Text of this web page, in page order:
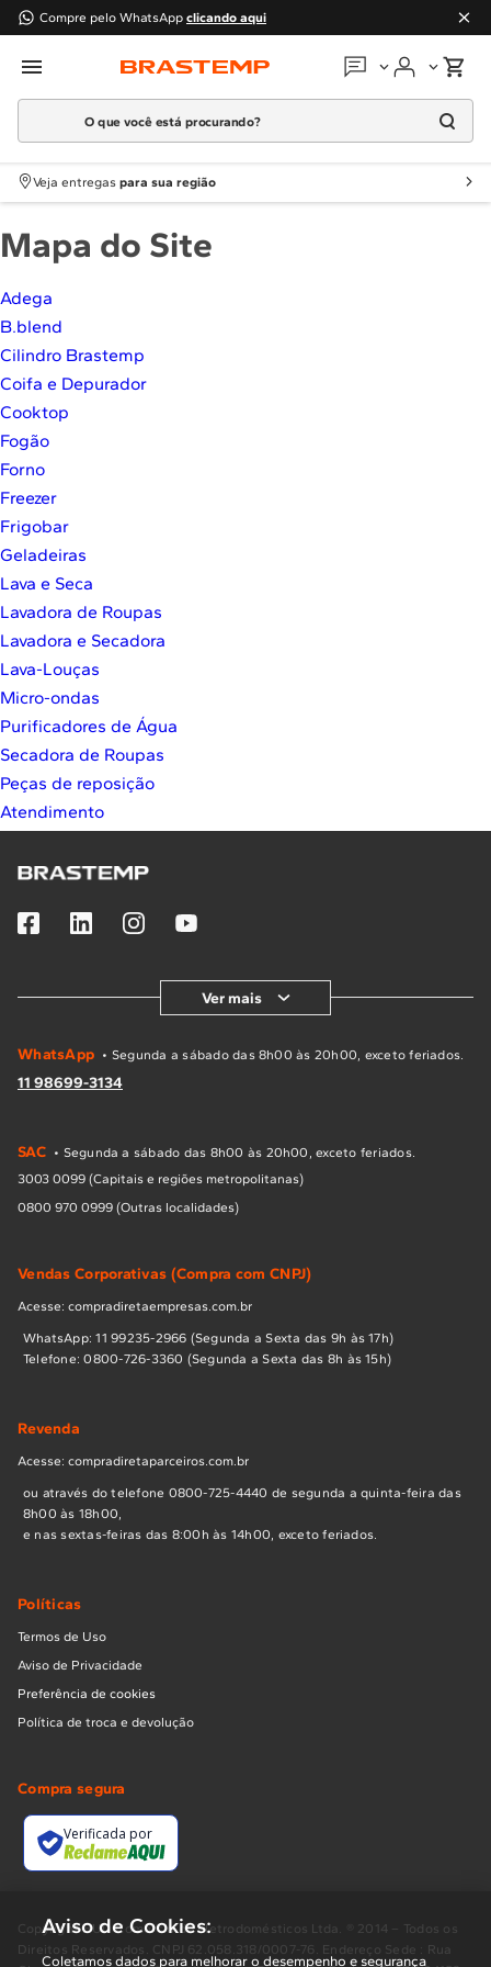
Compre pelo WhatsApp clicando aqui
Em que podemos
O que você está procurando?
Termos mais buscados
1º Geladeira
2 Máquina Lavar
4º
º
7º
8
9
10º
Veja entregas para sua região
Mapa do Site
Adega
B.blend
Cilindro Brastemp
Coifa e Depurador
Cooktop
Fogão
Forno
Freezer
Frigobar
Geladeiras
Lava e Seca
Lavadora de Roupas
Lavadora e Secadora
Lava-Louças
Micro-ondas
Purificadores de Água
Secadora de Roupas
Peças de reposição
Atendimento
Ver mais
WhatsApp • Segunda a sábado das 8h00 às 20h00, exceto feriados.
11 98699-3134
SAC • Segunda a sábado das 8h00 às 20h00, exceto feriados.
3003 0099 (Capitais e regiões metropolitanas)
0800 970 0999 (Outras localidades)
Vendas Corporativas (Compra com CNPJ)
Acesse: compradiretaempresas.com.br
WhatsApp: 11 99235-2966 (Segunda a Sexta das 9h às 17h)
Telefone: 0800-726-3360 (Segunda a Sexta das 8h às 15h)
Revenda
Acesse: compradiretaparceiros.com.br
ou através do telefone 0800-725-4440 de segunda a quinta-feira das
8h00 às 18h00,
e nas sextas-feiras das 8:00h às 14h00, exceto feriados.
Políticas
Termos de Uso
Aviso de Privacidade
Preferência de cookies
Política de troca e devolução
Compra segura
Verificada por
Copyright BUD Comércio de Eletrodomésticos Ltda. ® 2014 – Todos os
Direitos Reservados. CNPJ 62.058.318/0007-76. Endereço Sede : Rua
Aviso de Cookies:
Coletamos dados para melhorar o desempenho e segurança